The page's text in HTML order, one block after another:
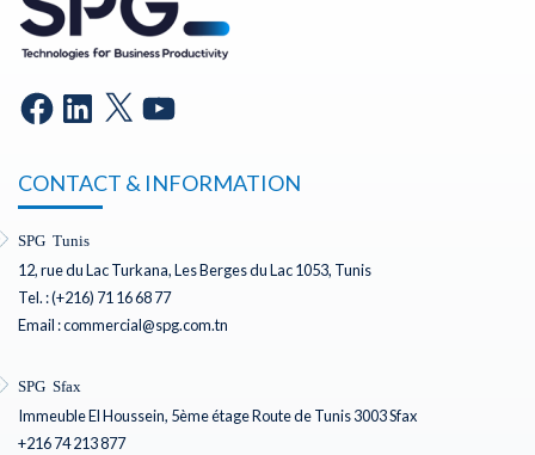
CONTACT & INFORMATION
SPG Tunis
12, rue du Lac Turkana, Les Berges du Lac 1053, Tunis
Tel. : (+216) 71 16 68 77
Email : commercial@spg.com.tn
SPG Sfax
Immeuble El Houssein, 5ème étage Route de Tunis 3003 Sfax
+216 74 213 877